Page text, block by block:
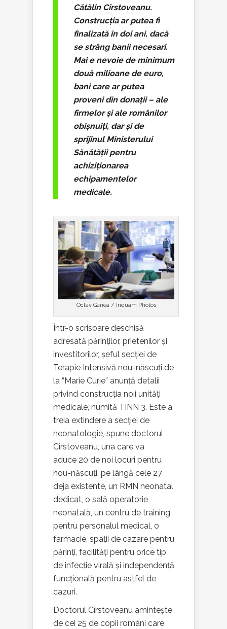
Cătălin Cîrstoveanu.
Construcția ar putea fi
finalizată în doi ani, dacă
se strâng banii necesari.
Mai e nevoie de minimum
două milioane de euro,
bani care ar putea
proveni din donații – ale
firmelor și ale românilor
obișnuiți, dar și de
sprijinul Ministerului
Sănătății pentru
achiziționarea
echipamentelor
medicale.
Octav Ganea / Inquam Photos
Într-o scrisoare deschisă
adresată părinților, prietenilor și
investitorilor, șeful secției de
Terapie Intensivă nou-născuți de
la “Marie Curie” anunță detalii
privind construcția noii unități
medicale, numită TINN 3. Este a
treia extindere a secției de
neonatologie, spune doctorul
Cîrstoveanu, una care va
aduce 20 de noi locuri pentru
nou-născuți, pe lângă cele 27
deja existente, un RMN neonatal
dedicat, o sală operatorie
neonatală, un centru de training
pentru personalul medical, o
farmacie, spații de cazare pentru
părinți, facilități pentru orice tip
de infecție virală și independență
funcțională pentru astfel de
cazuri.
Doctorul Cîrstoveanu amintește
de cei 25 de copii români care